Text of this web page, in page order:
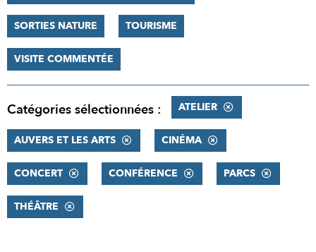
SORTIES NATURE TOURISME
VISITE COMMENTÉE
Catégories sélectionnées : ATELIER
AUVERS ET LES ARTS CINÉMA
CONCERT CONFÉRENCE PARCS
THÉÂTRE